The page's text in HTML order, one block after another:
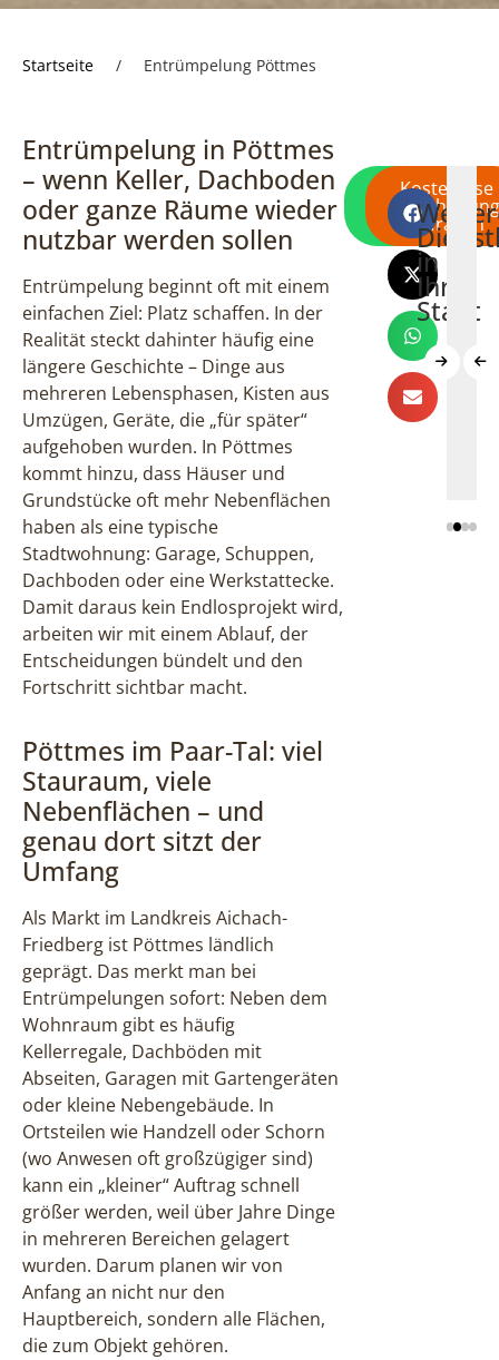
Startseite / Entrümpelung Pöttmes
Entrümpelung in Pöttmes
– wenn Keller, Dachboden
oder ganze Räume wieder
nutzbar werden sollen
Entrümpelung beginnt oft mit einem
einfachen Ziel: Platz schaffen. In der
Realität steckt dahinter häufig eine
längere Geschichte – Dinge aus
mehreren Lebensphasen, Kisten aus
Umzügen, Geräte, die „für später“
aufgehoben wurden. In Pöttmes
kommt hinzu, dass Häuser und
Grundstücke oft mehr Nebenflächen
haben als eine typische
Stadtwohnung: Garage, Schuppen,
Dachboden oder eine Werkstattecke.
Damit daraus kein Endlosprojekt wird,
arbeiten wir mit einem Ablauf, der
Entscheidungen bündelt und den
Fortschritt sichtbar macht.
Pöttmes im Paar-Tal: viel
Stauraum, viele
Nebenflächen – und
genau dort sitzt der
Umfang
Als Markt im Landkreis Aichach-
Friedberg ist Pöttmes ländlich
geprägt. Das merkt man bei
Entrümpelungen sofort: Neben dem
Wohnraum gibt es häufig
Kellerregale, Dachböden mit
Abseiten, Garagen mit Gartengeräten
oder kleine Nebengebäude. In
Ortsteilen wie Handzell oder Schorn
(wo Anwesen oft großzügiger sind)
kann ein „kleiner“ Auftrag schnell
größer werden, weil über Jahre Dinge
in mehreren Bereichen gelagert
wurden. Darum planen wir von
Anfang an nicht nur den
Hauptbereich, sondern alle Flächen,
die zum Objekt gehören.
Direkt per
WhatsApp
schreiben
Kostenlose
anfragen
in
Ihrer
Stadt
PöttmesPöttmes
Mehr